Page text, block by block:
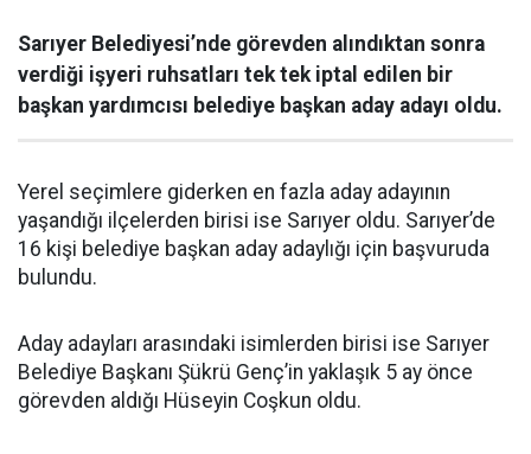
Sarıyer Belediyesi’nde görevden alındıktan sonra
verdiği işyeri ruhsatları tek tek iptal edilen bir
başkan yardımcısı belediye başkan aday adayı oldu.
Yerel seçimlere giderken en fazla aday adayının
yaşandığı ilçelerden birisi ise Sarıyer oldu. Sarıyer’de
16 kişi belediye başkan aday adaylığı için başvuruda
bulundu.
Aday adayları arasındaki isimlerden birisi ise Sarıyer
Belediye Başkanı Şükrü Genç’in yaklaşık 5 ay önce
görevden aldığı Hüseyin Coşkun oldu.